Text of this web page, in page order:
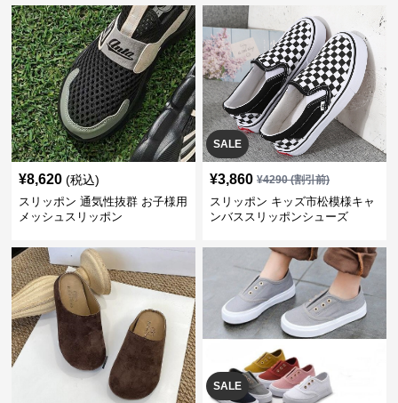
¥8,620 (税込)
スリッポン 通気性抜群 お子様用
メッシュスリッポン
SALE
¥3,860 ¥4290(割引前)
スリッポン キッズ市松模様キャ
ンバススリッポンシューズ
SALE